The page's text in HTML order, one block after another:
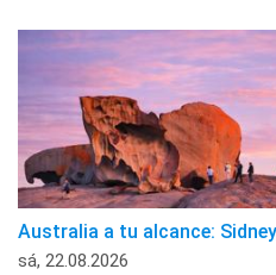
Australia a tu alcance:
sá, 22.08.2026